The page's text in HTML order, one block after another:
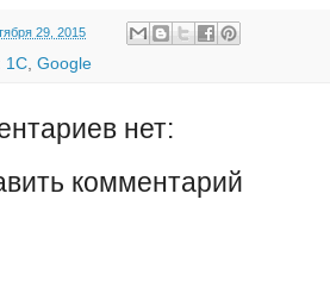
29, 2015
1С, Google
нет:
комментарий